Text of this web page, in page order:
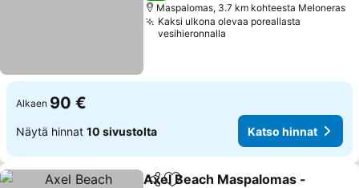
Maspalomas, 3.7 km kohteesta Meloneras
Kaksi ulkona olevaa poreallasta
vesihieronnalla
Alkaen 90 €
Näytä hinnat 10 sivustolta Katso hinnat
Axel Beach Maspalomas -